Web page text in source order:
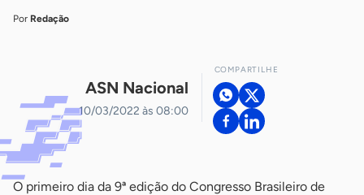
Por Redação
ASN Nacional
10/03/2022 às 08:00
COMPARTILHE
O primeiro dia da 9ª edição do Congresso Brasileiro de